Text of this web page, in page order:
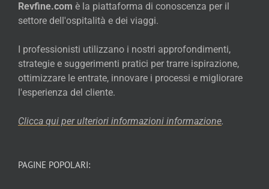
Revfine.com è la piattaforma di conoscenza per il
settore dell'ospitalità e dei viaggi.
I professionisti utilizzano i nostri approfondimenti,
strategie e suggerimenti pratici per trarre ispirazione,
ottimizzare le entrate, innovare i processi e migliorare
l'esperienza del cliente.
Clicca qui per ulteriori informazioni informazione.
PAGINE POPOLARI: